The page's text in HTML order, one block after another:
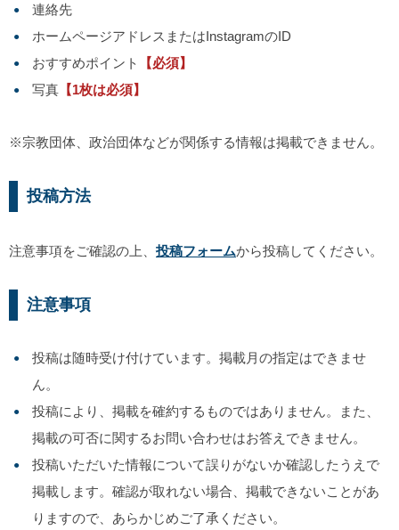
連絡先
ホームページアドレスまたはInstagramのID
おすすめポイント
【必須】
写真 【1枚は必須】
※宗教団体、政治団体などが関係する情報は掲載できません。
投稿方法
注意事項をご確認の上、 投稿フォームから投稿してください。
注意事項
投稿は随時受け付けています。掲載月の指定はできませ
ん。
投稿により、掲載を確約するものではありません。また、
掲載の可否に関するお問い合わせはお答えできません。
投稿いただいた情報について誤りがないか確認したうえで
掲載します。確認が取れない場合、掲載できないことがあ
りますので、あらかじめご了承ください。